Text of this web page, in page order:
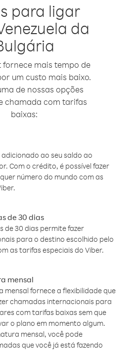
para ligar
da
fornece mais tempo de
um custo mais baixo.
de nossas opções
chamada com tarifas
baixas:
ao seu saldo ao
Com o crédito, é possível fazer
número do mundo com as
de 30 dias
de 30 dias permite fazer
para o destino escolhido pelo
as tarifas especiais do Viber.
mensal
mensal fornece a flexibilidade que
chamadas internacionais para
com tarifas baixas sem que
o plano em momento algum.
mensal, você pode
que você já está fazendo